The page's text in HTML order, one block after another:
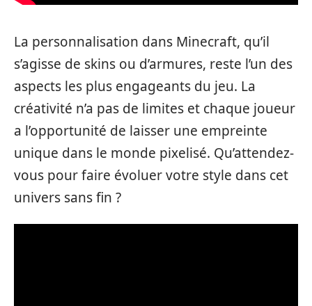
La personnalisation dans Minecraft, qu’il
s’agisse de skins ou d’armures, reste l’un des
aspects les plus engageants du jeu. La
créativité n’a pas de limites et chaque joueur
a l’opportunité de laisser une empreinte
unique dans le monde pixelisé. Qu’attendez-
vous pour faire évoluer votre style dans cet
univers sans fin ?